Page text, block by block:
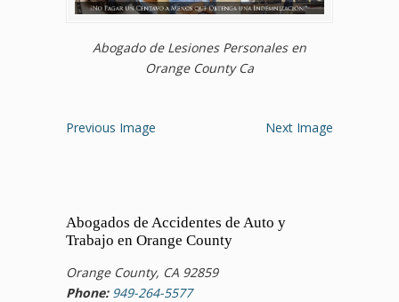
Abogado de Lesiones Personales en
Orange County Ca
Previous Image Next Image
Abogados de Accidentes de Auto y
Trabajo en Orange County
Orange County, CA 92859
Phone: 949-264-5577